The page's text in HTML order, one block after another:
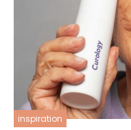
inspiration